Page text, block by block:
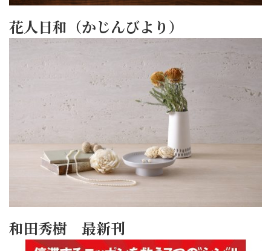
花人日和（かじんびより）
和田秀樹 最新刊